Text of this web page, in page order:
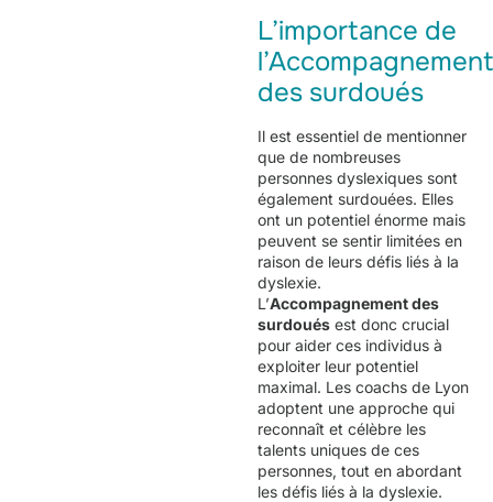
L’importance de
l’Accompagnement
des surdoués
Il est essentiel de mentionner
que de nombreuses
personnes dyslexiques sont
également surdouées. Elles
ont un potentiel énorme mais
peuvent se sentir limitées en
raison de leurs défis liés à la
dyslexie.
L’Accompagnement des
surdoués est donc crucial
pour aider ces individus à
exploiter leur potentiel
maximal. Les coachs de Lyon
adoptent une approche qui
reconnaît et célèbre les
talents uniques de ces
personnes, tout en abordant
les défis liés à la dyslexie.